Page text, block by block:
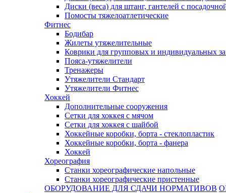
Диски (веса) для штанг, гантелей с
Помосты тяжелоатлетические
Фитнес
Бодибар
Жилеты утяжелительные
Коврики для групповых и индивидуальных
Пояса-утяжелители
Тренажеры
Утяжелители Стандарт
Утяжелители Фитнес
Хоккей
Дополнительные сооружения
Сетки для хоккея с мячом
Сетки для хоккея с шайбой
Хоккейные коробки, борта - стеклопластик
Хоккейные коробки, борта - фанера
Хоккей
Хореография
Станки хореографические напольные
Станки хореографические пристенные
ОБОРУДОВАНИЕ ДЛЯ СДАЧИ НОРМАТИВОВ